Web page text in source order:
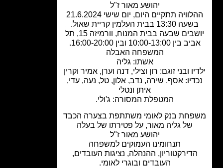
יהושע מאור ז"ל
ההלוויה תתקיים היום, יום שישי 21.6.2024
יושבים שבעה בבית המנוח, וורמיזה 15, תל
10:00-13:00 ובין 16:00-20:00.
המשפחה האבלה
אשתו: גליה
ובני זוגם: רון וצילי, דנה וערן, אמיר וקרין
אסף, שירה, נדב, אלון, טל, נעה, עדי,
איתן ונטלי
המטפלת המסורה: ג'ולי.
בנק לאומי משתתפת בצערה הכבד
של גליה מאור,על פטירתו של בעלה
יהושע מאור ז"ל
תנחומינו העמוקים למשפחה
הדירקטוריון, ההנהלה, נציגות העובדים,
העובדים ובוגרי לאומי.